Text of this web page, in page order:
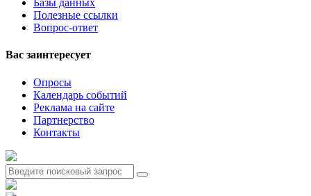
Базы данных
Полезные ссылки
Вопрос-ответ
Вас заинтересует
Опросы
Календарь событий
Реклама на сайте
Партнерство
Контакты